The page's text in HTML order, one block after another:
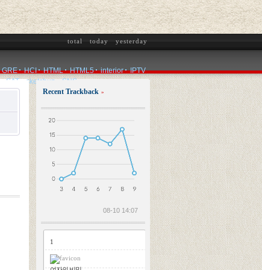
total today yesterday
GRE HCI HTML HTML5 interior
IPTV
SAT sketchup SNS
Recent Trackback »
08-10 14:07
1